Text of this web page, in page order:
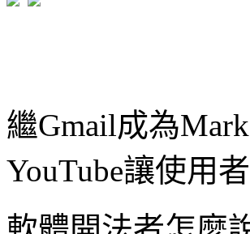
繼Gmail成為
YouTube讓使用